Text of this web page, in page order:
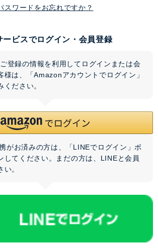
スワードをお忘れですか？
ービスでログイン・会員登録
登録の情報を利用してログインまたは会
様は、「Amazonアカウントでログイン」
ください。
がお済みの方は、「LINEでログイン」ボ
してください。まだの方は、 LINEと会員
。